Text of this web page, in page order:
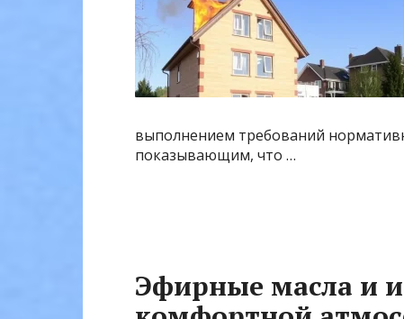
выполнением требований
показывающим, что …
Эфирные масла и